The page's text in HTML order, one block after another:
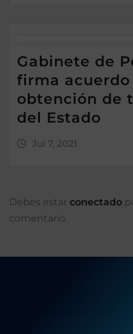
Gabinete de
firma
obtención de
del Estado
Jul 7, 2021
Debes estar conectado
comentario.